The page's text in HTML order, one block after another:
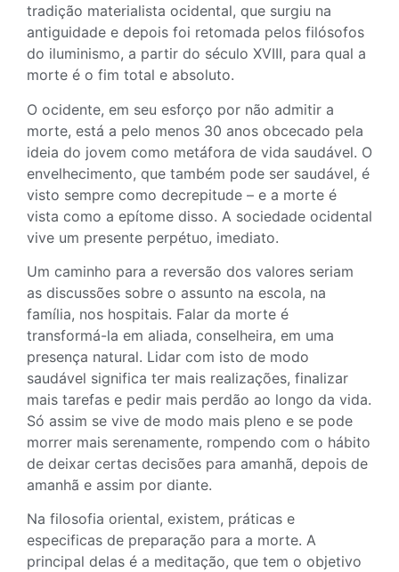
tradição materialista ocidental, que surgiu na
antiguidade e depois foi retomada pelos filósofos
do iluminismo, a partir do século XVIII, para qual a
morte é o fim total e absoluto.
O ocidente, em seu esforço por não admitir a
morte, está a pelo menos 30 anos obcecado pela
ideia do jovem como metáfora de vida saudável. O
envelhecimento, que também pode ser saudável, é
visto sempre como decrepitude – e a morte é
vista como a epítome disso. A sociedade ocidental
vive um presente perpétuo, imediato.
Um caminho para a reversão dos valores seriam
as discussões sobre o assunto na escola, na
família, nos hospitais. Falar da morte é
transformá-la em aliada, conselheira, em uma
presença natural. Lidar com isto de modo
saudável significa ter mais realizações, finalizar
mais tarefas e pedir mais perdão ao longo da vida.
Só assim se vive de modo mais pleno e se pode
morrer mais serenamente, rompendo com o hábito
de deixar certas decisões para amanhã, depois de
amanhã e assim por diante.
Na filosofia oriental, existem, práticas e
especificas de preparação para a morte. A
principal delas é a meditação, que tem o objetivo